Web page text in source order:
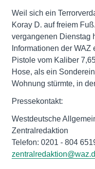
Weil sich ein
Koray D. auf freiem
vergangenen Dienstag
Informationen der
Pistole vom Kaliber
Hose, als ein
Wohnung stürmte, in
Pressekontakt:
Westdeutsche
Zentralredaktion
Telefon: 0201 - 804